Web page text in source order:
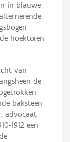
in blauwe
hoektoren
van
de
baksteen
advocaat
1912 een